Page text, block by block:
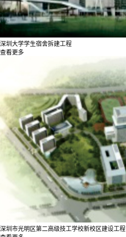
深圳大学学生宿舍拆建工程
查看更多
深圳市光明区第二高级技工学校新校区建设工程